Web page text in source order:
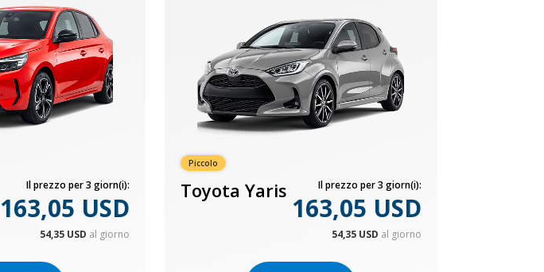
Il prezzo per 3 giorn(i):
163,05 USD
54,35 USD al giorno
Piccolo
Toyota Yaris Il prezzo per 3 giorn(i):
163,05 USD
54,35 USD al giorno